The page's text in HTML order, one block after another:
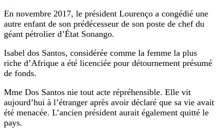
En novembre 2017, le président Lourenço a congédié une
autre enfant de son prédécesseur de son poste de chef du
géant pétrolier d’État Sonango.
Isabel dos Santos, considérée comme la femme la plus
riche d’Afrique a été licenciée pour détournement présumé
de fonds.
Mme Dos Santos nie tout acte répréhensible. Elle vit
aujourd’hui à l’étranger après avoir déclaré que sa vie avait
été menacée. L’ancien président aurait également quitté le
pays.